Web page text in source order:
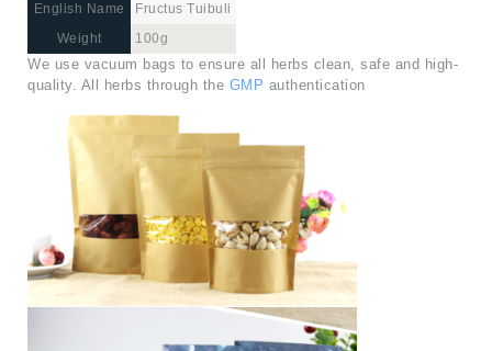
English Name
Fructus Tuibuli
Weight
100g
We use vacuum bags to ensure all herbs clean, safe and high-
quality. All herbs through the GMP authentication